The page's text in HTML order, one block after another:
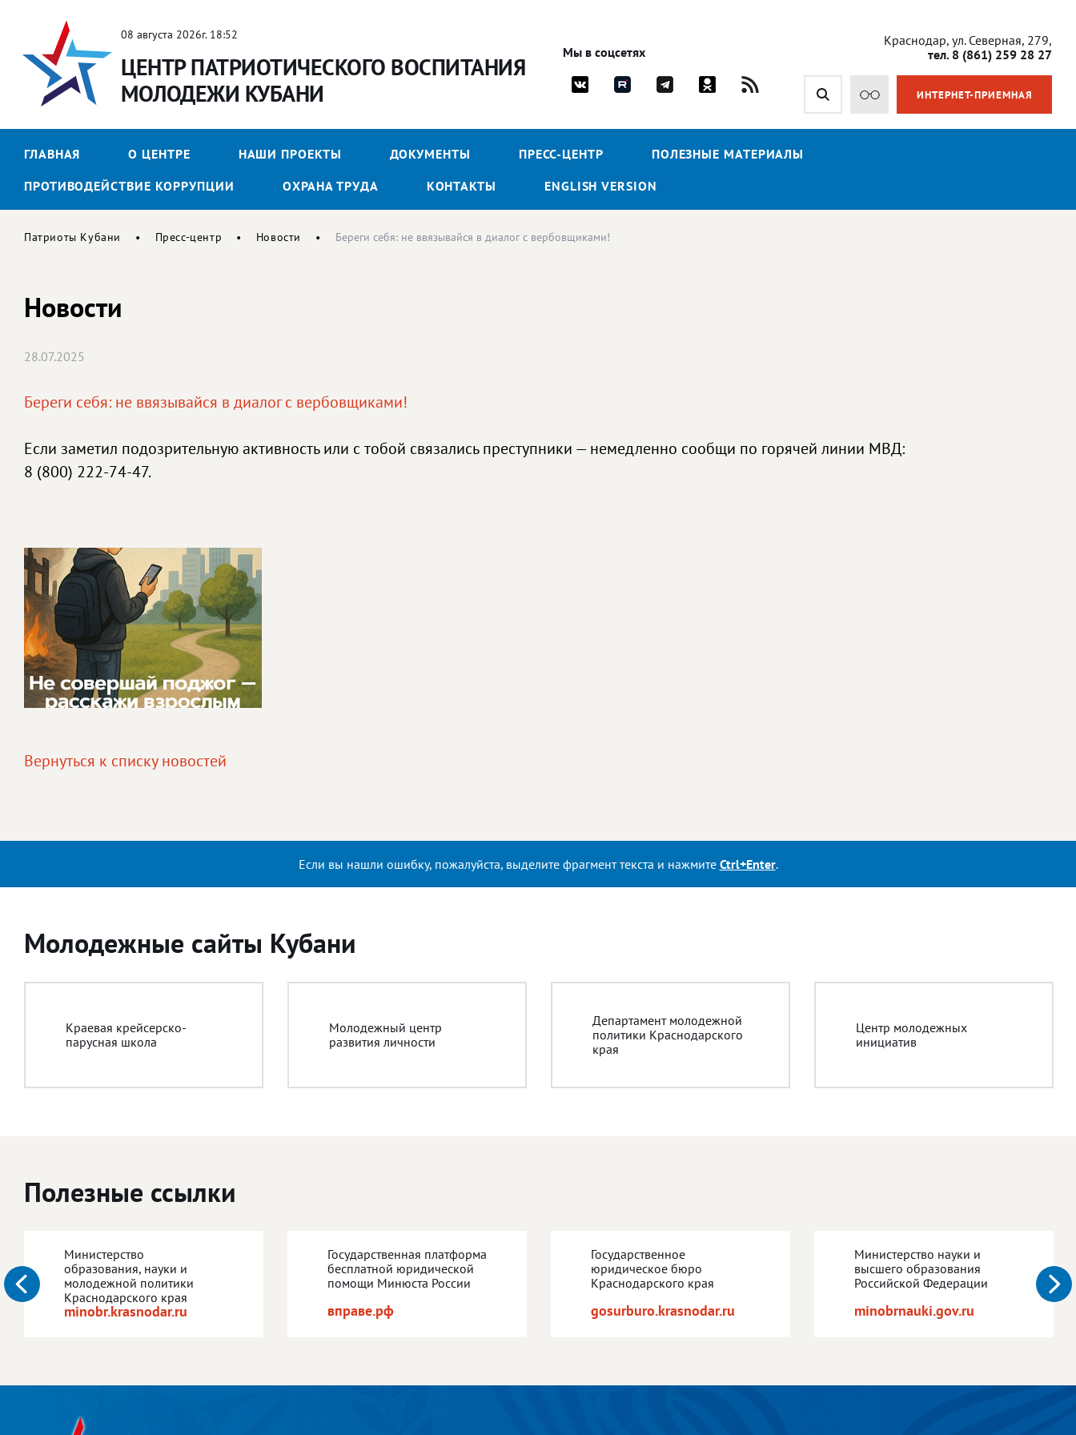
08 августа 2026г. 18:52
ЦЕНТР ПАТРИОТИЧЕСКОГО ВОСПИТАНИЯ
МОЛОДЕЖИ КУБАНИ
Мы в соцсетях
Краснодар, ул. Северная, 279,
тел. 8 (861) 259 28 27
ИНТЕРНЕТ-ПРИЕМНАЯ
ГЛАВНАЯ О ЦЕНТРЕ НАШИ ПРОЕКТЫ ДОКУМЕНТЫ ПРЕСС-ЦЕНТР
ПОЛЕЗНЫЕ МАТЕРИАЛЫ
ПРОТИВОДЕЙСТВИЕ КОРРУПЦИИ
ОХРАНА ТРУДА КОНТАКТЫ ENGLISH VERSION
Патриоты Кубани Пресс-центр Новости Береги себя: не ввязывайся в диалог с вербовщиками!
Новости
28.07.2025
Береги себя: не ввязывайся в диалог с вербовщиками!
Если заметил подозрительную активность или с тобой связались преступники — немедленно сообщи по горячей линии МВД:
8 (800) 222-74-47.
Вернуться к списку новостей
Если вы нашли ошибку, пожалуйста, выделите фрагмент текста и нажмите Ctrl+Enter.
Молодежные сайты Кубани
Краевая крейсерско-
парусная школа
Молодежный центр
развития личности
Департамент молодежной
политики Краснодарского
края
Центр молодежных
инициатив
Полезные ссылки
Министерство
образования, науки и
молодежной политики
Краснодарского края
minobr.krasnodar.ru
Государственная платформа
бесплатной юридической
помощи Минюста России
вправе.рф
Государственное
юридическое бюро
Краснодарского края
gosurburo.krasnodar.ru
Министерство науки и
высшего образования
Российской Федерации
minobrnauki.gov.ru